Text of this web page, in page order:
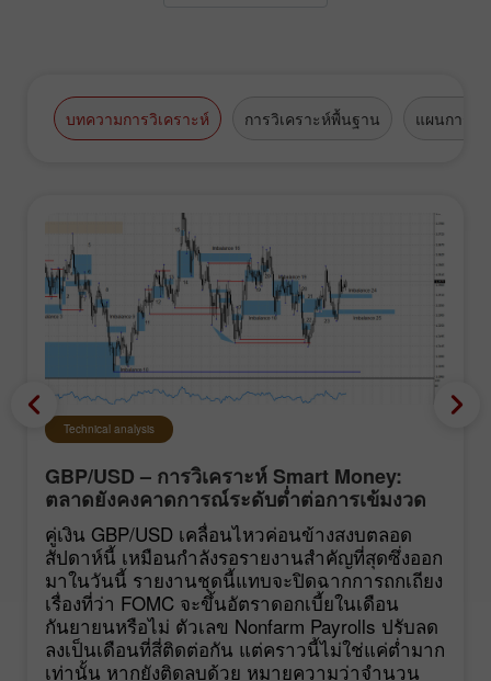
บทความการวิเคราะห์ การวิเคราะห์พื้นฐาน แผนการซื้
Technical analysis
GBP/USD – การวิเคราะห์ Smart Money:
ตลาดยังคงคาดการณ์ระดับต่ำต่อการเข้มงวด
นโยบายของ FOMC
คู่เงิน GBP/USD เคลื่อนไหวค่อนข้างสงบตลอด
สัปดาห์นี้ เหมือนกำลังรอรายงานสำคัญที่สุดซึ่งออก
มาในวันนี้ รายงานชุดนี้แทบจะปิดฉากการถกเถียง
เรื่องที่ว่า FOMC จะขึ้นอัตราดอกเบี้ยในเดือน
กันยายนหรือไม่ ตัวเลข Nonfarm Payrolls ปรับลด
ลงเป็นเดือนที่สี่ติดต่อกัน แต่คราวนี้ไม่ใช่แค่ต่ำมาก
เท่านั้น หากยังติดลบด้วย หมายความว่าจำนวน